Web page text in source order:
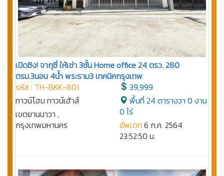
เปิดซิง! จากุซี่ ให้เช่า 3ชั้น Home office 24 ตรว. 280
ตรม.3นอน 4น้ำ พระราม3 เทคนิคกรุงเทพ
รหัส : TH-BKK-801
ทาวน์โฮม ทาวน์เฮ้าส์
เขตยานนาวา ,
กรุงเทพมหานคร
39,999
พื้นที่ 24 ตารางวา 0 งาน
0 ไร่
อัพเดท 6 ก.ค. 2564
23:52:50 น.